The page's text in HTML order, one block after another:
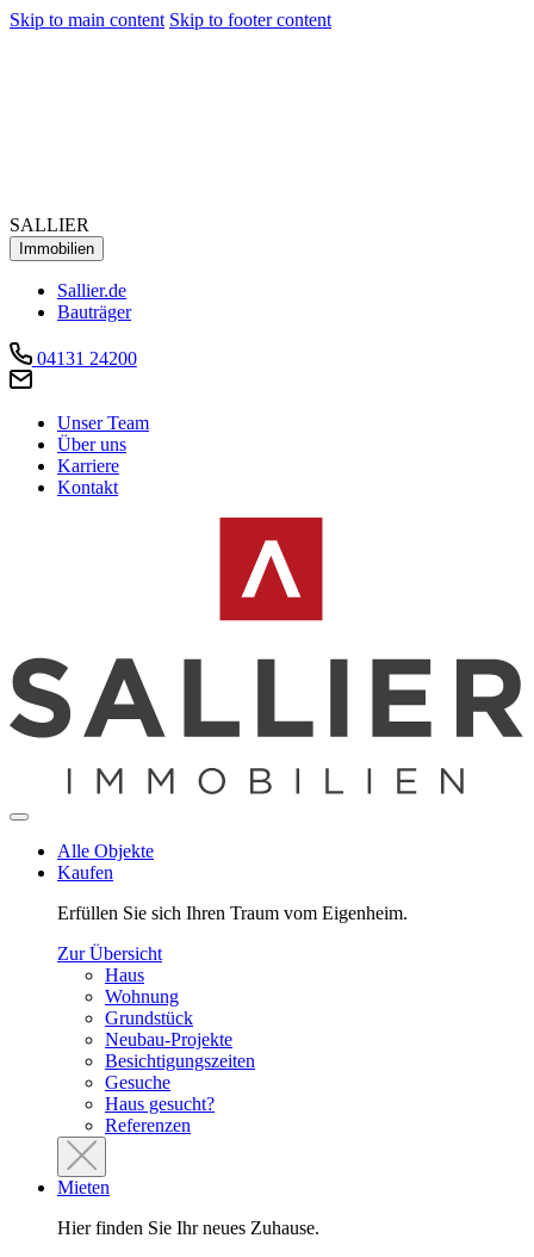
Skip to main content Skip to footer content
SALLIER
Immobilien
Sallier.de
Bauträger
04131 24200
Unser Team
Über uns
Karriere
Kontakt
Alle Objekte
Kaufen
Erfüllen Sie sich Ihren Traum vom Eigenheim.
Zur Übersicht
Haus
Wohnung
Grundstück
Neubau-Projekte
Besichtigungszeiten
Gesuche
Haus gesucht?
Referenzen
Mieten
Hier finden Sie Ihr neues Zuhause.